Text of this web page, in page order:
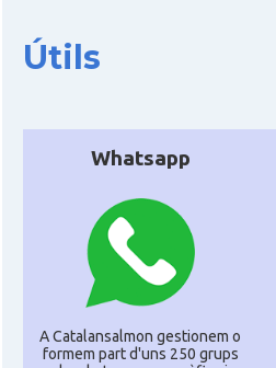
Útils
Whatsapp
A Catalansalmon gestionem o
formem part d'uns 250 grups